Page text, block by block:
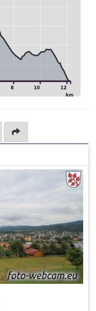
8 10 12
km